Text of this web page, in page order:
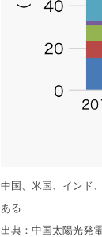
中国、米国、インド
ある
出典：中国太陽光発